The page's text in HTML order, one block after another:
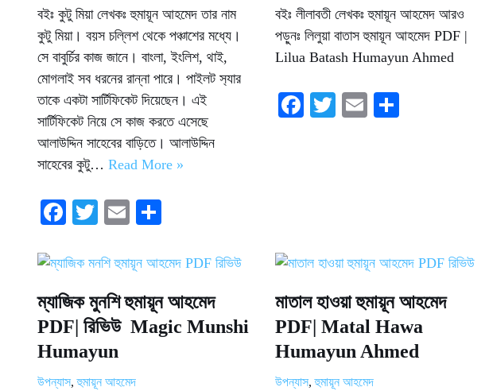
বইঃ কুটু মিয়া লেখকঃ হুমায়ূন আহমেদ তার নাম
কুটু মিয়া। বয়স চল্লিশ থেকে পঞ্চাশের মধ্যে।
সে বাবুর্চির কাজ জানে। বাংলা, ইংলিশ, থাই,
মোগলাই সব ধরনের রান্না পারে। পাইলট স‍্যার
তাকে একটা সার্টিফিকেট দিয়েছেন। এই
সার্টিফিকেট নিয়ে সে কাজ করতে এসেছে
আলাউদ্দিন সাহেবের বাড়িতে। আলাউদ্দিন
সাহেবের কুটু… Read More »
Fa
bo
ok
T
tte
E
ail re
বইঃ লীলাবতী লেখকঃ হুমায়ূন আহমেদ আরও
পড়ুনঃ লিলুয়া বাতাস হুমায়ূন আহমেদ PDF |
Lilua Batash Humayun Ahmed
Fa T
E
ম্যাজিক মুনশি হুমায়ূন আহমেদ
PDF| রিভিউ Magic Munshi
Humayun
উপন্যাস,হুমায়ূন আহমেদ
মাতাল হাওয়া হুমায়ূন আহমেদ
PDF| Matal Hawa
Humayun Ahmed
উপন্যাস,হুমায়ূন আহমেদ